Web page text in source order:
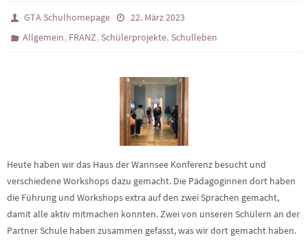
GTA Schulhomepage
22. März 2023
Allgemein, FRANZ, Schülerprojekte, Schulleben
Heute haben wir das Haus der Wannsee Konferenz besucht und
verschiedene Workshops dazu gemacht. Die Pädagoginnen dort haben
die Führung und Workshops extra auf den zwei Sprachen gemacht,
damit alle aktiv mitmachen konnten. Zwei von unseren Schülern an der
Partner Schule haben zusammen gefasst, was wir dort gemacht haben.